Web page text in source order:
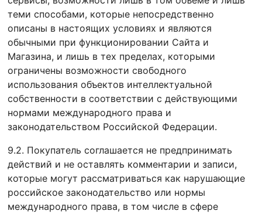
теми способами, которые непосредственно
описаны в настоящих условиях и являются
обычными при функционировании Сайта и
Магазина, и лишь в тех пределах, которыми
ограничены возможности свободного
использования объектов интеллектуальной
собственности в соответствии с действующими
нормами международного права и
законодательством Российской Федерации.
9.2. Покупатель соглашается не предпринимать
действий и не оставлять комментарии и записи,
которые могут рассматриваться как нарушающие
российское законодательство или нормы
международного права, в том числе в сфере